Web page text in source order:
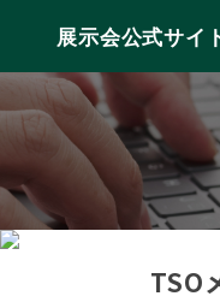
展示会公式サイ
TSO